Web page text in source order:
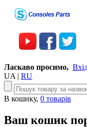
Ласкаво просимо,
UA | RU
В кошику, 0 товарів
Ваш кошик